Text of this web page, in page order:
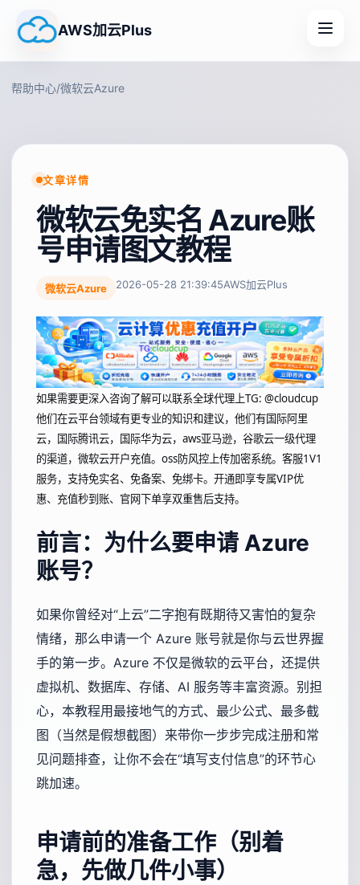
AWS加云Plus
帮助中心/微软云Azure
文章详情
微软云免实名 Azure账
号申请图文教程
微软云Azure 2026-05-28 21:39:45AWS加云Plus
如果需要更深入咨询了解可以联系全球代理上TG: @cloudcup
他们在云平台领域有更专业的知识和建议，他们有国际阿里
云，国际腾讯云，国际华为云，aws亚马逊，谷歌云一级代理
的渠道，微软云开户充值。oss防风控上传加密系统。客服1V1
服务，支持免实名、免备案、免绑卡。开通即享专属VIP优
惠、充值秒到账、官网下单享双重售后支持。
前言：为什么要申请 Azure
账号？
如果你曾经对“上云”二字抱有既期待又害怕的复杂
情绪，那么申请一个 Azure 账号就是你与云世界握
手的第一步。Azure 不仅是微软的云平台，还提供
虚拟机、数据库、存储、AI 服务等丰富资源。别担
心，本教程用最接地气的方式、最少公式、最多截
图（当然是假想截图）来带你一步步完成注册和常
见问题排查，让你不会在“填写支付信息”的环节心
跳加速。
申请前的准备工作（别着
急，先做几件小事）